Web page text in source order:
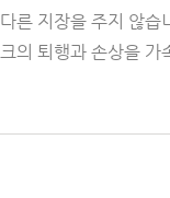
른 지장을 주지 않
의 퇴행과 손상을